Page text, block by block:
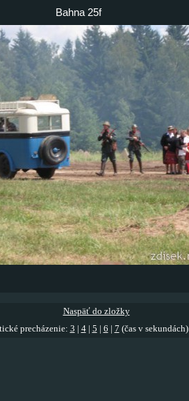
Bahna 25f
Naspäť do zložky
precházenie: 3 4| 5 6 7 (čas v sekundách)